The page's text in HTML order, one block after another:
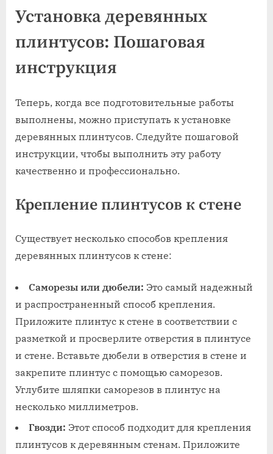
Установка деревянных
плинтусов: Пошаговая
инструкция
Теперь, когда все подготовительные работы
выполнены, можно приступать к установке
деревянных плинтусов. Следуйте пошаговой
инструкции, чтобы выполнить эту работу
качественно и профессионально.
Крепление плинтусов к стене
Существует несколько способов крепления
деревянных плинтусов к стене:
Саморезы или дюбели: Это самый надежный
и распространенный способ крепления.
Приложите плинтус к стене в соответствии с
разметкой и просверлите отверстия в плинтусе
и стене. Вставьте дюбели в отверстия в стене и
закрепите плинтус с помощью саморезов.
Углубите шляпки саморезов в плинтус на
несколько миллиметров.
Гвозди: Этот способ подходит для крепления
плинтусов к деревянным стенам. Приложите